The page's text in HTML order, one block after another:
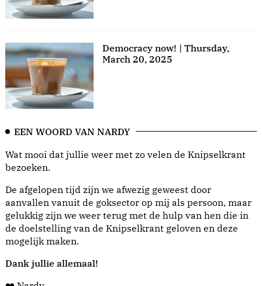
Democracy now! | Thursday,
March 20, 2025
EEN WOORD VAN NARDY
Wat mooi dat jullie weer met zo velen de Knipselkrant
bezoeken.
De afgelopen tijd zijn we afwezig geweest door
aanvallen vanuit de goksector op mij als persoon, maar
gelukkig zijn we weer terug met de hulp van hen die in
de doelstelling van de Knipselkrant geloven en deze
mogelijk maken.
Dank jullie allemaal!